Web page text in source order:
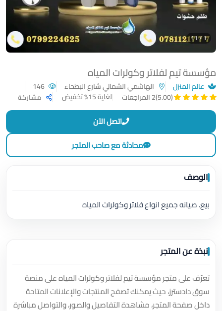
مؤسسة تيم لفلاتر وكولرات المياه
عالم المنزل الهاشمي الشمالي شارع البطحاء
(5.00)
2 المراجعات لغاية 15% تخفيض مشاركة
1 / 11
اتصل الآن
محادثة مع صاحب المتجر
الوصف
بيع. صيانه جميع انواع فلاتر وكولرات المياه
نبذة عن المتجر
تعرّف على متجر مؤسسة تيم لفلاتر وكولرات المياه على منصة
سوق دادسترز، حيث يمكنك تصفح المنتجات والإعلانات المتاحة
داخل صفحة المتجر، مشاهدة التفاصيل والصور، والتواصل مباشرة